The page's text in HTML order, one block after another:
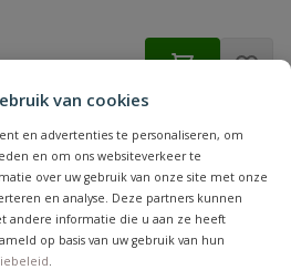
van cookies
en advertenties te personaliseren, om
en om ons websiteverkeer te
over uw gebruik van onze site met onze
en analyse. Deze partners kunnen
andere informatie die u aan ze heeft
op basis van uw gebruik van hun
.